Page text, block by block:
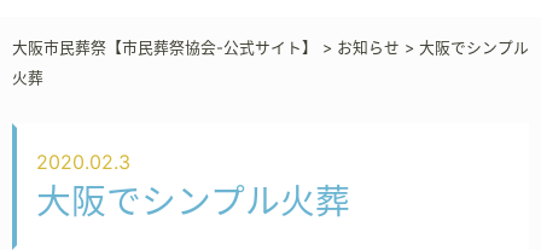
大阪市民葬祭【市民葬祭協会-公式サイト】 > お知らせ > 大阪でシンプル
火葬
2020.02.3
大阪でシンプル火葬